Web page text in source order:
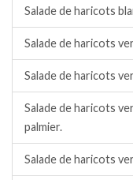
Salade de haricots
Salade de haricots
Salade de haricots
Salade de haricots
palmier.
Salade de haricots